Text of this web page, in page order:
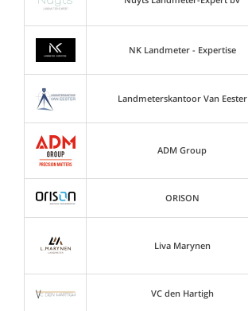
NK Landmeter - Expertise
Landmeterskantoor Van Eester
ADM Group
ORISON
Liva Marynen
VC den Hartigh